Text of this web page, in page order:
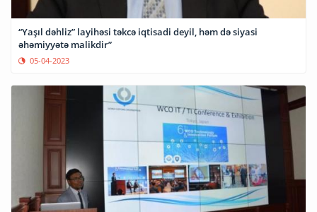
“Yaşıl dəhliz” layihəsi təkcə iqtisadi deyil, həm də siyasi
əhəmiyyətə malikdir”
05-04-2023